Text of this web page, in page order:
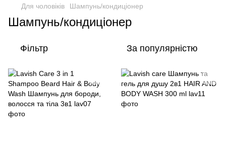
Для чоловіків Шампунь/кондиціонер
Шампунь/кондиціонер
Фільтр За популярністю